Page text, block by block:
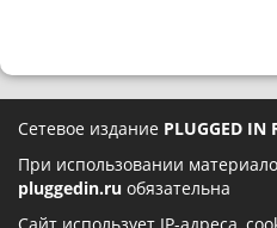
Сетевое издание PLUGGED IN
При использовании
pluggedin.ru обязательна